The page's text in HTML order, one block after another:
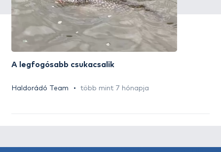
A legfogósabb csukacsalik
Haldorádó Team több mint 7 hónapja